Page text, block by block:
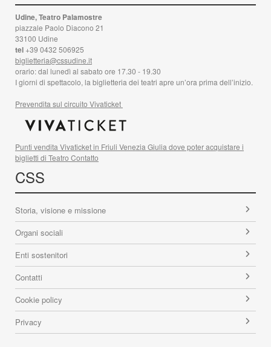
Udine, Teatro Palamostre
piazzale Paolo Diacono 21
33100 Udine
tel +39 0432 506925
biglietteria@cssudine.it
orario: dal lunedì al sabato ore 17.30 - 19.30
I giorni di spettacolo, la biglietteria dei teatri apre un’ora prima dell’inizio.
Prevendita sul circuito Vivaticket
Punti vendita Vivaticket in Friuli Venezia Giulia dove poter acquistare i
biglietti di Teatro Contatto
CSS
Storia, visione e missione
Organi sociali
Enti sostenitori
Contatti
Cookie policy
Privacy